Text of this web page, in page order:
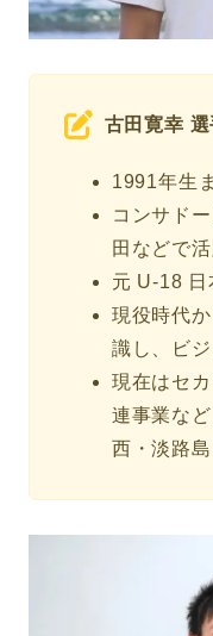
古田寛幸 選
1991年生
コンサド
田などで
元 U-18 日
現役時代
識し、ビ
現在はセ
連事業な
西・淡路島